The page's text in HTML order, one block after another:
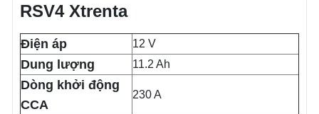
RSV4 Xtrenta
Điện áp 12 V
Dung lượng 11.2 Ah
Dòng khởi động
CCA
230 A